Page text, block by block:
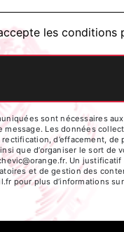
les conditions
sont nécessaires
Les données
rectification, d’effacement,
que d’organiser le sort
Un
et de gestion des
pour plus d’informations